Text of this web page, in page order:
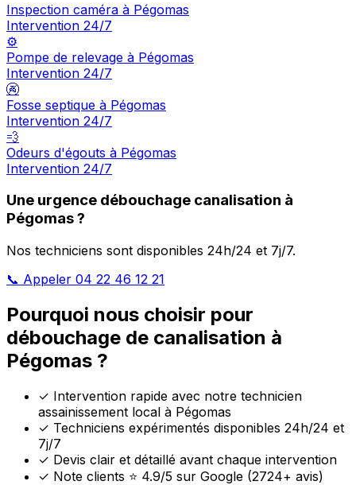
Inspection caméra à Pégomas
Intervention 24/7
⚙️
Pompe de relevage à Pégomas
Intervention 24/7
🚱
Fosse septique à Pégomas
Intervention 24/7
💨
Odeurs d'égouts à Pégomas
Intervention 24/7
Une urgence débouchage canalisation à
Pégomas ?
Nos techniciens sont disponibles 24h/24 et 7j/7.
📞 Appeler 04 22 46 12 21
Pourquoi nous choisir pour
débouchage de canalisation à
Pégomas ?
✓ Intervention rapide avec notre technicien
assainissement local à Pégomas
✓ Techniciens expérimentés disponibles 24h/24 et
7j/7
✓ Devis clair et détaillé avant chaque intervention
✓ Note clients ⭐ 4.9/5 sur Google (2724+ avis)